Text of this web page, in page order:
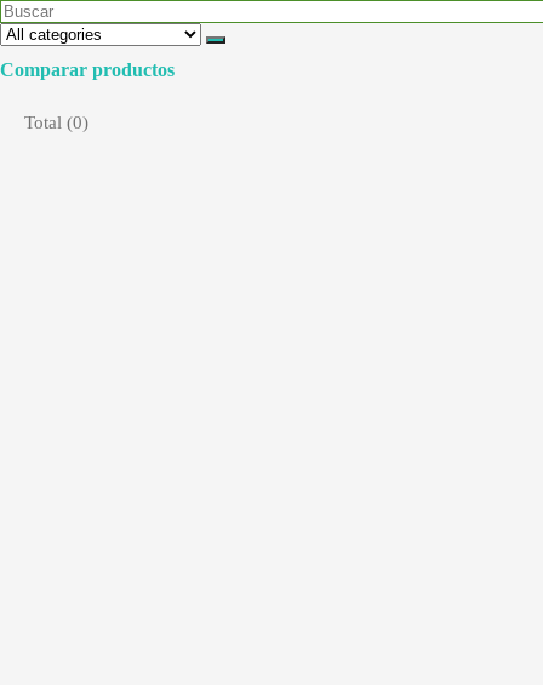
Comparar productos
Total (0)